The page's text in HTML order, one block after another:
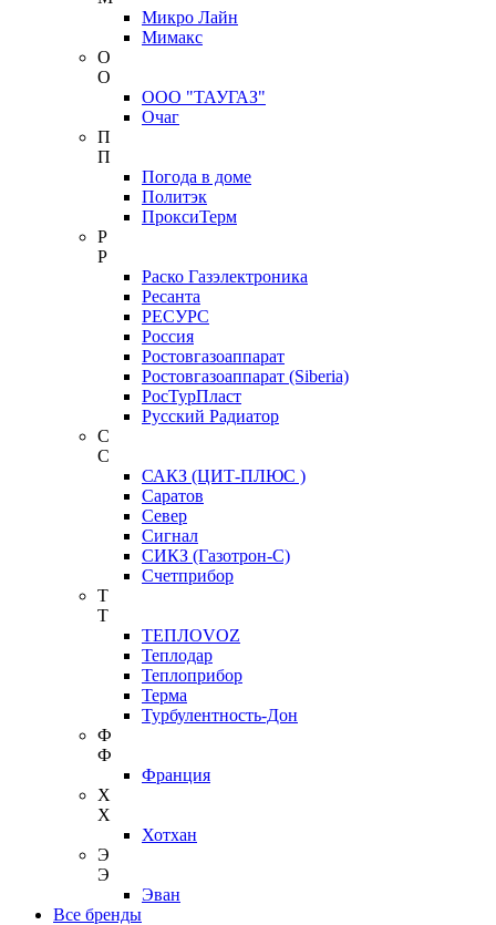
Микро Лайн
Мимакс
О
О
ООО "ТАУГАЗ"
Очаг
П
П
Погода в доме
Политэк
ПроксиТерм
Р
Р
Раско Газэлектроника
Ресанта
РЕСУРС
Россия
Ростовгазоаппарат
Ростовгазоаппарат (Siberia)
РосТурПласт
Русский Радиатор
С
С
САКЗ (ЦИТ-ПЛЮС )
Саратов
Север
Сигнал
СИКЗ (Газотрон-С)
Счетприбор
Т
Т
ТЕПЛОVOZ
Теплодар
Теплоприбор
Терма
Турбулентность-Дон
Ф
Ф
Франция
Х
Х
Хотхан
Э
Э
Эван
Все бренды